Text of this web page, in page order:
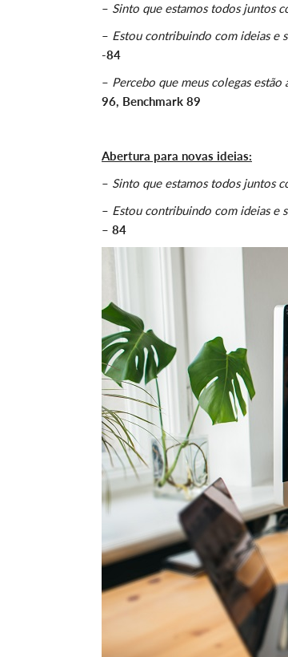
– Sinto que estamos todos juntos
– Estou contribuindo com ideias e
-84
– Percebo que meus colegas
96, Benchmark 89
Abertura para novas ideias:
– Sinto que estamos todos juntos
– Estou contribuindo com ideias e
– 84